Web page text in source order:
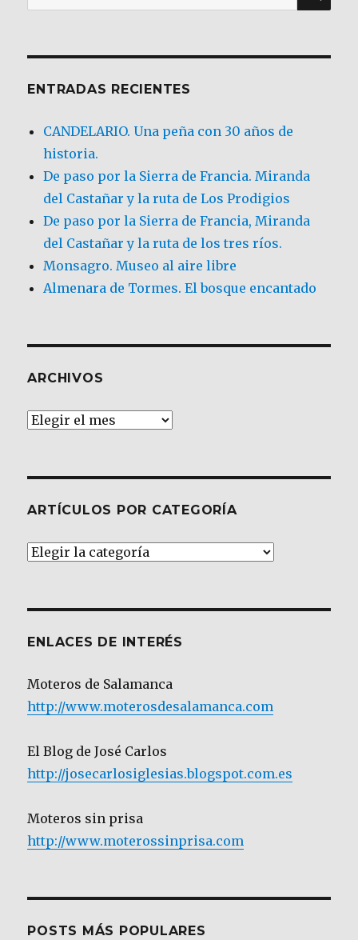
por:
ENTRADAS RECIENTES
CANDELARIO. Una peña con 30 años de
historia.
De paso por la Sierra de Francia. Miranda
del Castañar y la ruta de Los Prodigios
De paso por la Sierra de Francia, Miranda
del Castañar y la ruta de los tres ríos.
Monsagro. Museo al aire libre
Almenara de Tormes. El bosque encantado
ARCHIVOS
Archivos
ARTÍCULOS POR CATEGORÍA
Artículos
ENLACES DE INTERÉS
Moteros de Salamanca
http://www.moterosdesalamanca.com
El Blog de José Carlos
http://josecarlosiglesias.blogspot.com.es
Moteros sin prisa
http://www.moterossinprisa.com
POSTS MÁS POPULARES